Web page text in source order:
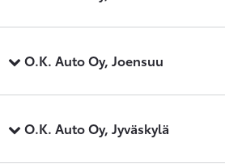
O.K. Auto Oy, Joensuu
O.K. Auto Oy, Jyväskylä